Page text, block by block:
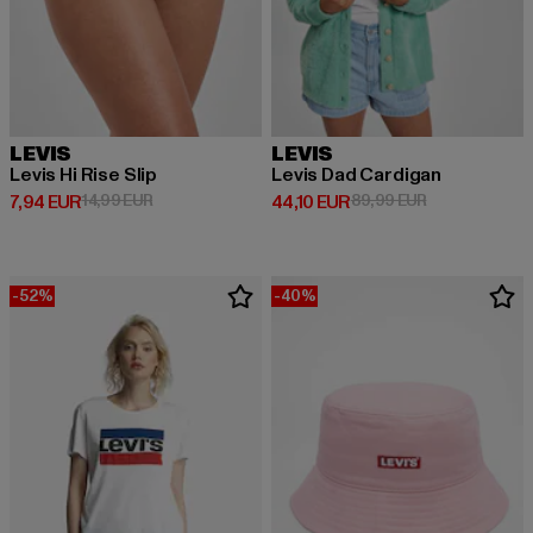
LEVIS
Levis Hi Rise Slip
7,94 EUR
Prix courant: 7,94 EUR
14,99 EURPrix en promotion: 14,99 EUR
LEVIS
Levis Dad Cardigan
44,10 EUR
Prix courant: 44,10 EUR
89,99 EURPrix en
-52% -40%